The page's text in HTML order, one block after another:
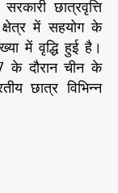
छात्रवृत्ति
क्षेत्र में सहयोग के
में वृद्धि हुई है।
के दौरान चीन के
छात्र विभिन्न